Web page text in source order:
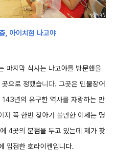
, 아이치현 나고야
마지막 식사는 나고야를 방문했을
으로 정했습니다. 그곳은 민물장어
년의 유구한 역사를 자랑하는 만
자 꼭 한번 찾아가 볼만한 이제는 명
4곳의 분점을 두고 있는데 제가 찾
입점한 호라이켄입니다.